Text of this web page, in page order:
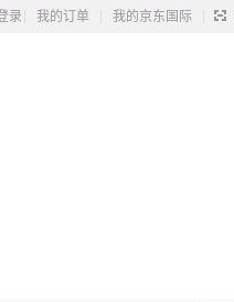
录 我的订单 我的京东国际